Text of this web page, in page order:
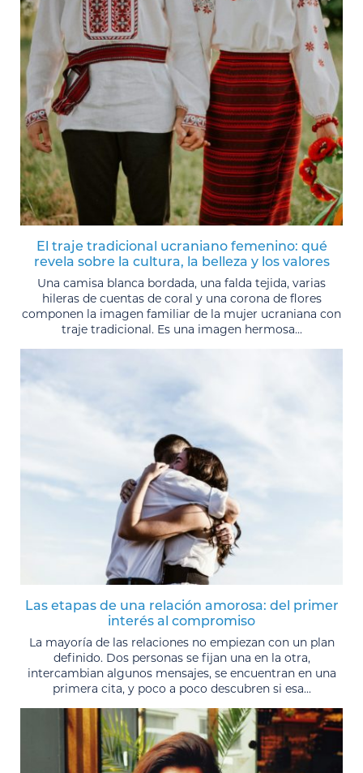
El traje tradicional ucraniano femenino: qué
revela sobre la cultura, la belleza y los valores
Una camisa blanca bordada, una falda tejida, varias
hileras de cuentas de coral y una corona de flores
componen la imagen familiar de la mujer ucraniana con
traje tradicional. Es una imagen hermosa...
Las etapas de una relación amorosa: del primer
interés al compromiso
La mayoría de las relaciones no empiezan con un plan
definido. Dos personas se fijan una en la otra,
intercambian algunos mensajes, se encuentran en una
primera cita, y poco a poco descubren si esa...